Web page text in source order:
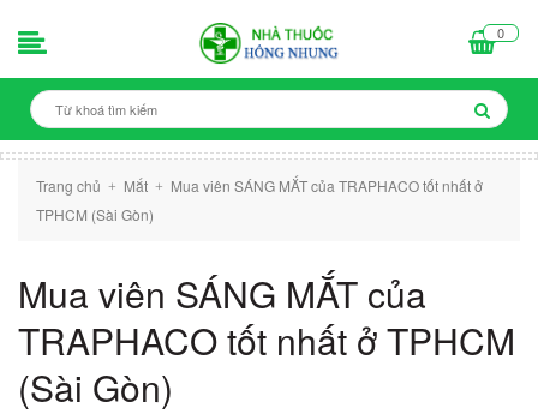
0
Trang chủ + Mắt +
Mua viên SÁNG MẮT của TRAPHACO tốt nhất ở
TPHCM (Sài Gòn)
Mua viên SÁNG MẮT của
TRAPHACO tốt nhất ở TPHCM
(Sài Gòn)